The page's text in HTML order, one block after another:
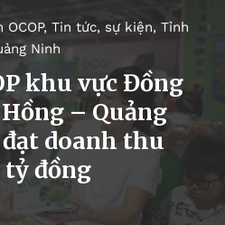
OCOP, Tin tức, sự kiện, Tỉnh
Ninh
khu vực Đồng
– Quảng
doanh thu
tỷ đồng